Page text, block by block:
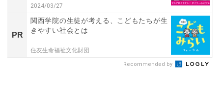
2024/03/27
PR
関西学院の生徒が考える、こどもたちが生
きやすい社会とは
住友生命福祉文化財団
Recommended by